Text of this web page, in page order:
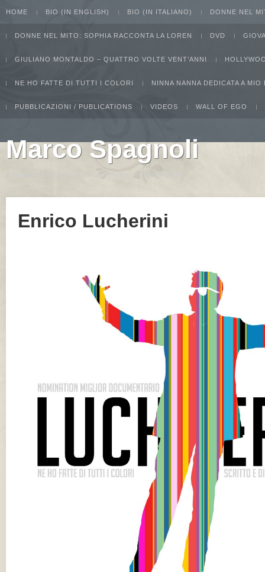
HOME BIO (IN ENGLISH) BIO (IN ITALIANO) DONNE NEL
DONNE NEL MITO: SOPHIA RACCONTA LA LOREN DVD
GIULIANO MONTALDO – QUATTRO VOLTE VENT’ANNI
NE HO FATTE DI TUTTI I COLORI NINNA NANNA DEDICATA A MIO
PUBBLICAZIONI / PUBLICATIONS VIDEOS WALL OF EGO
Marco Spagnoli
Enrico Lucherini